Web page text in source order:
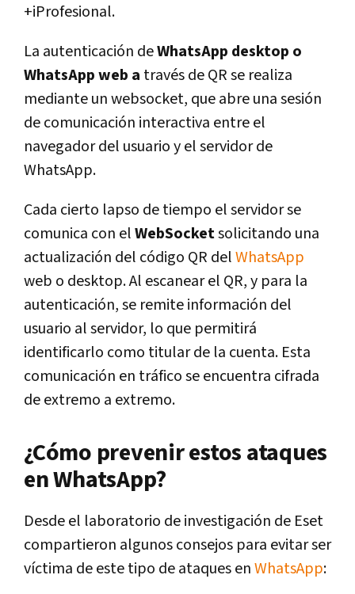
+iProfesional.
La autenticación deWhatsApp desktop o
WhatsApp web a través de QR se realiza
mediante un websocket, que abre una sesión
de comunicación interactiva entre el
navegador del usuario y el servidor de
WhatsApp.
Cada cierto lapso de tiempo el servidor se
comunica con elWebSocketsolicitando una
actualización del código QR delWhatsApp
web o desktop. Al escanear el QR, y para la
autenticación, se remite información del
usuario al servidor, lo que permitirá
identificarlo como titular de la cuenta. Esta
comunicación en tráfico se encuentra cifrada
de extremo a extremo.
¿Cómo prevenir estos ataques
en WhatsApp?
Desde el laboratorio de investigación de Eset
compartieron algunos consejos para evitar ser
víctima de este tipo de ataques enWhatsApp: